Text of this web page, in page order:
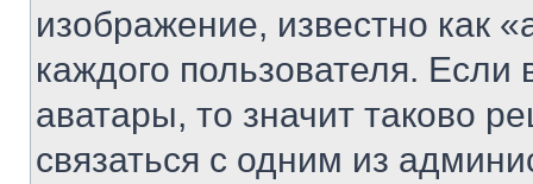
изображение, известно как
каждого пользователя.
аватары, то значит таково
связаться с одним из